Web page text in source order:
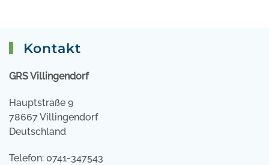
Kontakt
GRS Villingendorf
Hauptstraße 9
78667 Villingendorf
Deutschland
Telefon: 0741-347543